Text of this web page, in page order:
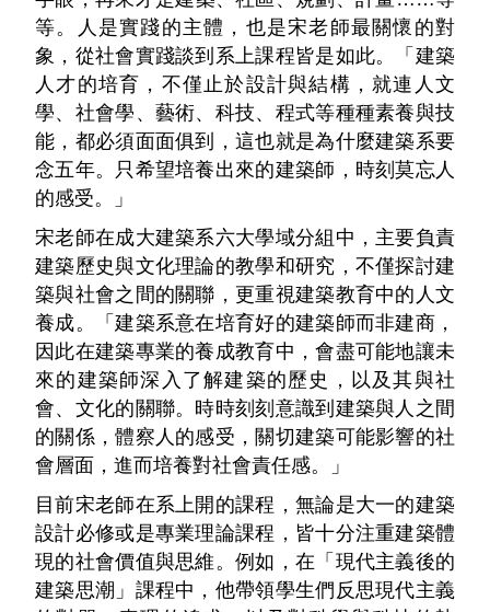
等。人是實踐的主體，也是宋老師最關懷的對
象，從社會實踐談到系上課程皆是如此。「建築
人才的培育，不僅止於設計與結構，就連人文
學、社會學、藝術、科技、程式等種種素養與技
能，都必須面面俱到，這也就是為什麼建築系要
念五年。只希望培養出來的建築師，時刻莫忘人
的感受。」
宋老師在成大建築系六大學域分組中，主要負責
建築歷史與文化理論的教學和研究，不僅探討建
築與社會之間的關聯，更重視建築教育中的人文
養成。「建築系意在培育好的建築師而非建商，
因此在建築專業的養成教育中，會盡可能地讓未
來的建築師深入了解建築的歷史，以及其與社
會、文化的關聯。時時刻刻意識到建築與人之間
的關係，體察人的感受，關切建築可能影響的社
會層面，進而培養對社會責任感。」
目前宋老師在系上開的課程，無論是大一的建築
設計必修或是專業理論課程，皆十分注重建築體
現的社會價值與思維。例如，在「現代主義後的
建築思潮」課程中，他帶領學生們反思現代主義